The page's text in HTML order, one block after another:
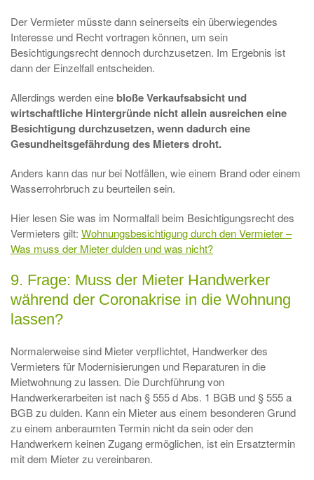
Der Vermieter müsste dann seinerseits ein überwiegendes
Interesse und Recht vortragen können, um sein
Besichtigungsrecht dennoch durchzusetzen. Im Ergebnis ist
dann der Einzelfall entscheiden.
Allerdings werden eine bloße Verkaufsabsicht und
wirtschaftliche Hintergründe nicht allein ausreichen eine
Besichtigung durchzusetzen, wenn dadurch eine
Gesundheitsgefährdung des Mieters droht.
Anders kann das nur bei Notfällen, wie einem Brand oder einem
Wasserrohrbruch zu beurteilen sein.
Hier lesen Sie was im Normalfall beim Besichtigungsrecht des
Vermieters gilt: Wohnungsbesichtigung durch den Vermieter –
Was muss der Mieter dulden und was nicht?
9. Frage: Muss der Mieter Handwerker
während der Coronakrise in die Wohnung
lassen?
Normalerweise sind Mieter verpflichtet, Handwerker des
Vermieters für Modernisierungen und Reparaturen in die
Mietwohnung zu lassen. Die Durchführung von
Handwerkerarbeiten ist nach § 555 d Abs. 1 BGB und § 555 a
BGB zu dulden. Kann ein Mieter aus einem besonderen Grund
zu einem anberaumten Termin nicht da sein oder den
Handwerkern keinen Zugang ermöglichen, ist ein Ersatztermin
mit dem Mieter zu vereinbaren.